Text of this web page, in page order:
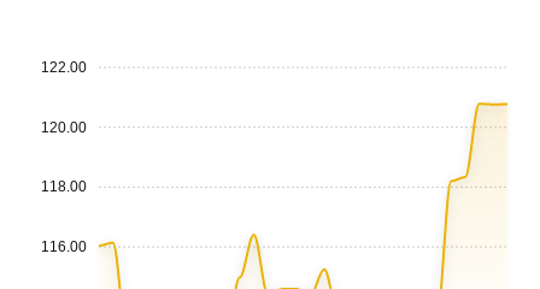
122.00
120.00
118.00
116.00